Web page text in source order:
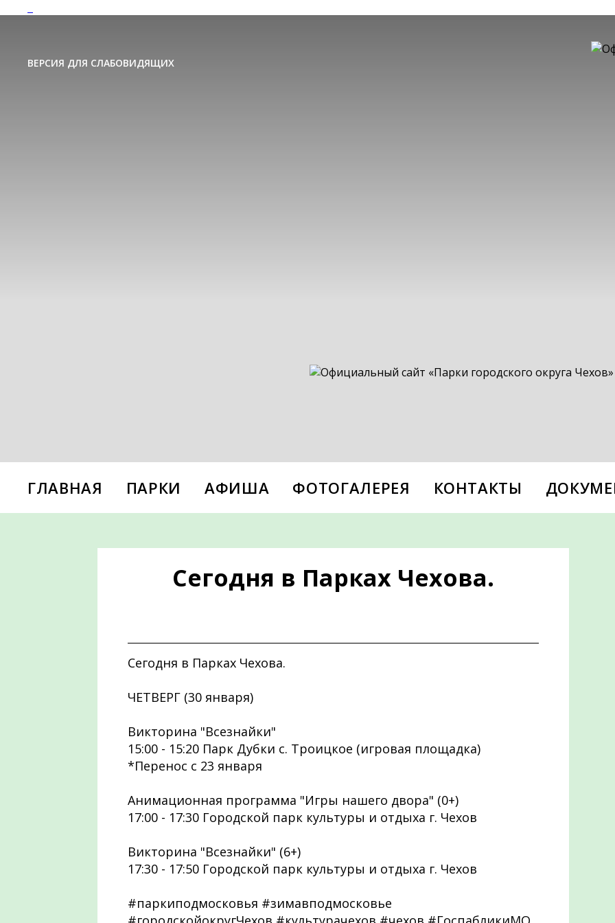
ВЕРСИЯ ДЛЯ СЛАБОВИДЯЩИХ
ГЛАВНАЯ ПАРКИ АФИША ФОТОГАЛЕРЕЯ КОНТАКТЫ
Сегодня в Парках Чехова.
Сегодня в Парках Чехова.
ЧЕТВЕРГ (30 января)
Викторина "Всезнайки"
15:00 - 15:20 Парк Дубки с. Троицкое (игровая площадка)
*Перенос с 23 января
Анимационная программа "Игры нашего двора" (0+)
17:00 - 17:30 Городской парк культуры и отдыха г. Чехов
Викторина "Всезнайки" (6+)
17:30 - 17:50 Городской парк культуры и отдыха г. Чехов
#паркиподмосковья #зимавподмосковье